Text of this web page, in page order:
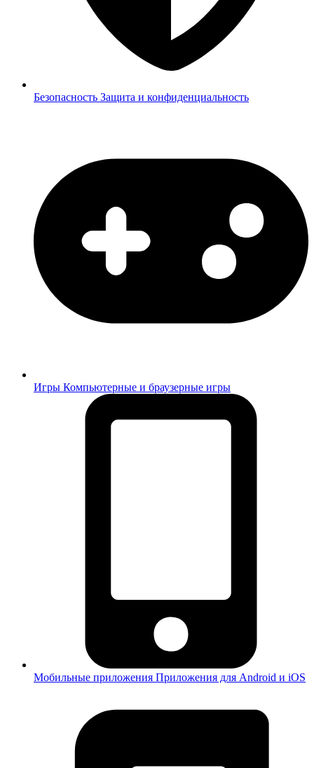
Безопасность Защита и конфиденциальность
Игры Компьютерные и браузерные игры
Мобильные приложения Приложения для Android и iOS